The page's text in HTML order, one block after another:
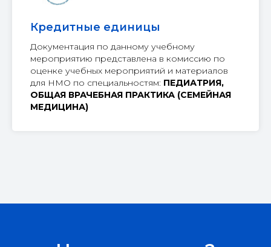
Кредитные единицы
Документация по данному учебному
мероприятию представлена в комиссию по
оценке учебных мероприятий и материалов
для НМО по специальностям: ПЕДИАТРИЯ,
ОБЩАЯ ВРАЧЕБНАЯ ПРАКТИКА (СЕМЕЙНАЯ
МЕДИЦИНА)